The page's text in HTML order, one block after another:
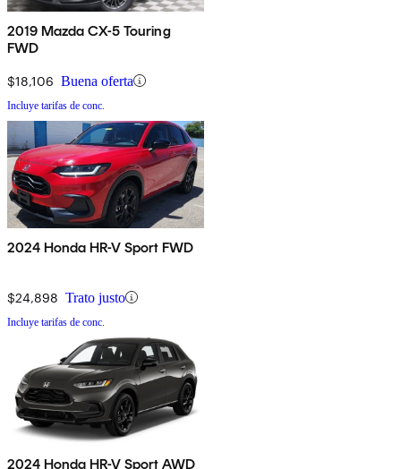
2019 Mazda CX-5 Touring
FWD
$18,106 Buena oferta
Incluye tarifas de conc.
2024 Honda HR-V Sport FWD
$24,898 Trato justo
Incluye tarifas de conc.
2024 Honda HR-V Sport AWD